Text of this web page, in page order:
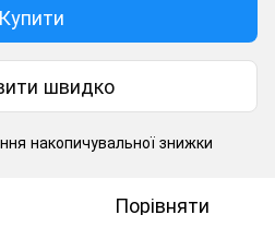
Купити
швидко
накопичувальної знижки
Порівняти